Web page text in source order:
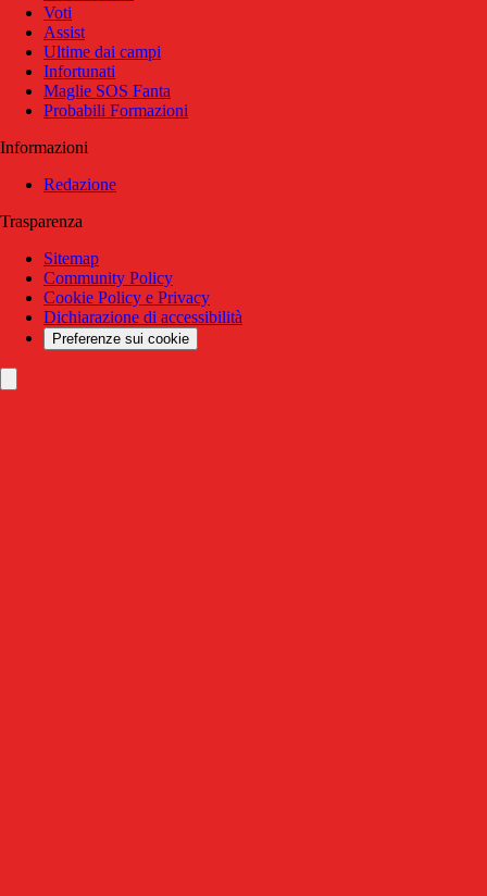
Voti
Assist
Ultime dai campi
Infortunati
Maglie SOS Fanta
Probabili Formazioni
Informazioni
Redazione
Trasparenza
Sitemap
Community Policy
Cookie Policy e Privacy
Dichiarazione di accessibilità
Preferenze sui cookie